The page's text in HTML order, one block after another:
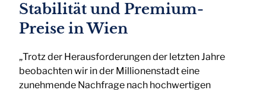
Stabilität und Premium-
Preise in Wien
„Trotz der Herausforderungen der letzten Jahre
beobachten wir in der Millionenstadt eine
zunehmende Nachfrage nach hochwertigen